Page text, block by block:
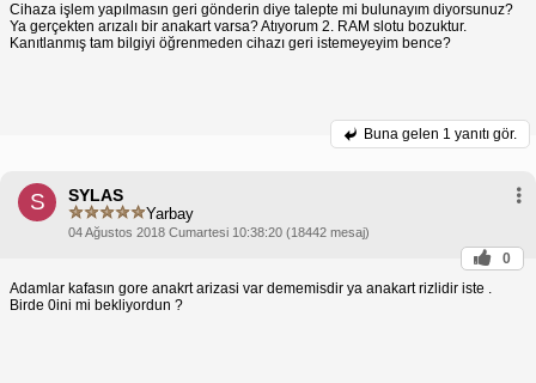
Cihaza işlem yapılmasın geri gönderin diye talepte mi bulunayım diyorsunuz?
Ya gerçekten arızalı bir anakart varsa? Atıyorum 2. RAM slotu bozuktur.
Kanıtlanmış tam bilgiyi öğrenmeden cihazı geri istemeyeyim bence?
Buna gelen 1 yanıtı gör.
S SYLAS
Yarbay
04 Ağustos 2018 Cumartesi 10:38:20 (18442 mesaj)
0
Adamlar kafasın gore anakrt arizasi var dememisdir ya anakart rizlidir iste .
Birde 0ini mi bekliyordun ?